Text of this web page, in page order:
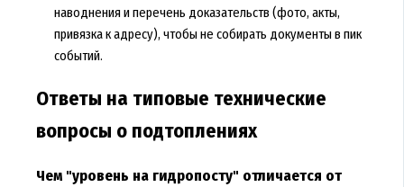
наводнения и перечень доказательств (фото, акты,
привязка к адресу), чтобы не собирать документы в пик
событий.
Ответы на типовые технические
вопросы о подтоплениях
Чем "уровень на гидропосту" отличается от